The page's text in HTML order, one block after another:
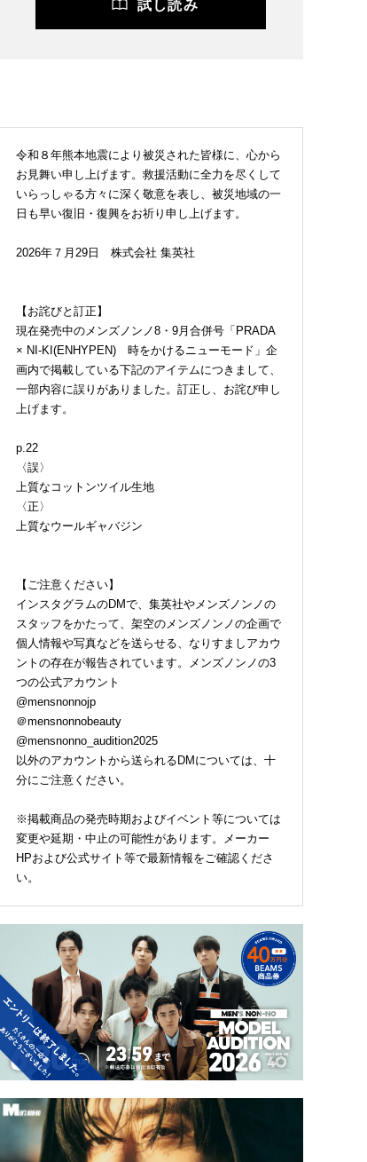
試し読み
令和８年熊本地震により被災された皆様に、心から
お見舞い申し上げます。救援活動に全力を尽くして
いらっしゃる方々に深く敬意を表し、被災地域の一
日も早い復旧・復興をお祈り申し上げます。
2026年７月29日 株式会社 集英社
【お詫びと訂正】
現在発売中のメンズノンノ8・9月合併号「PRADA
× NI-KI(ENHYPEN) 時をかけるニューモード」企
画内で掲載している下記のアイテムにつきまして、
一部内容に誤りがありました。訂正し、お詫び申し
上げます。
p.22
〈誤〉
上質なコットンツイル生地
〈正〉
上質なウールギャバジン
【ご注意ください】
インスタグラムのDMで、集英社やメンズノンノの
スタッフをかたって、架空のメンズノンノの企画で
個人情報や写真などを送らせる、なりすましアカウ
ントの存在が報告されています。メンズノンノの3
つの公式アカウント
@mensnonnojp
＠mensnonnobeauty
@mensnonno_audition2025
以外のアカウントから送られるDMについては、十
分にご注意ください。
※掲載商品の発売時期およびイベント等については
変更や延期・中止の可能性があります。メーカー
HPおよび公式サイト等で最新情報をご確認くださ
い。